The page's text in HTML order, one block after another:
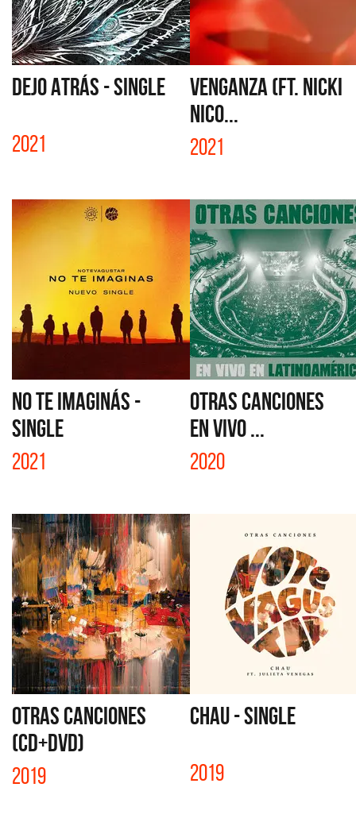
DEJO ATRÁS - SINGLE
2021
VENGANZA (FT. NICKI
NICO...
2021
NO TE IMAGINÁS -
SINGLE
2021
OTRAS CANCIONES
EN VIVO ...
2020
OTRAS CANCIONES
(CD+DVD)
2019
CHAU - SINGLE
2019